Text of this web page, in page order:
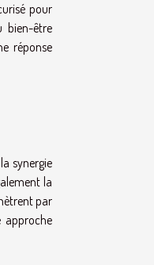
pour
bien-être
réponse
synergie
la
par
approche